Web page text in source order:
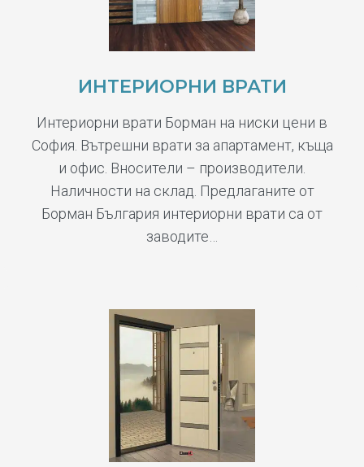
ИНТЕРИОРНИ ВРАТИ
Интериорни врати Борман на ниски цени в
София. Вътрешни врати за апартамент, къща
и офис. Вносители – производители.
Наличности на склад. Предлаганите от
Борман България интериорни врати са от
заводите…